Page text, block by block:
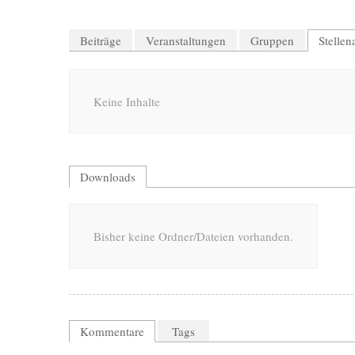
Beiträge Veranstaltungen Gruppen
Keine Inhalte
Downloads
Bisher keine Ordner/Dateien vorhanden.
Kommentare Tags